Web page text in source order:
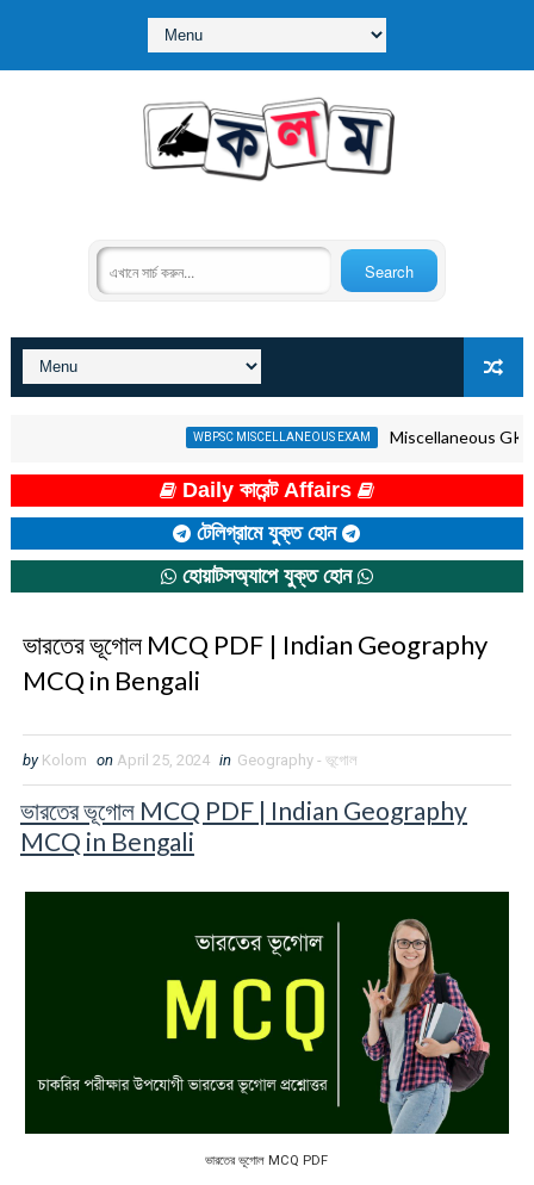
WBPSC MISCELLANEOUS EXAM Miscellaneous GK Quiz in
Daily কারেন্ট Affairs
টেলিগ্রামে যুক্ত হোন
হোয়াটসঅ্যাপে যুক্ত হোন
ভারতের ভূগোল MCQ PDF | Indian Geography
MCQ in Bengali
by Kolom on April 25, 2024 in Geography - ভূগোল
ভারতের ভূগোল MCQ PDF | Indian Geography
MCQ in Bengali
ভারতের ভূগোল MCQ PDF